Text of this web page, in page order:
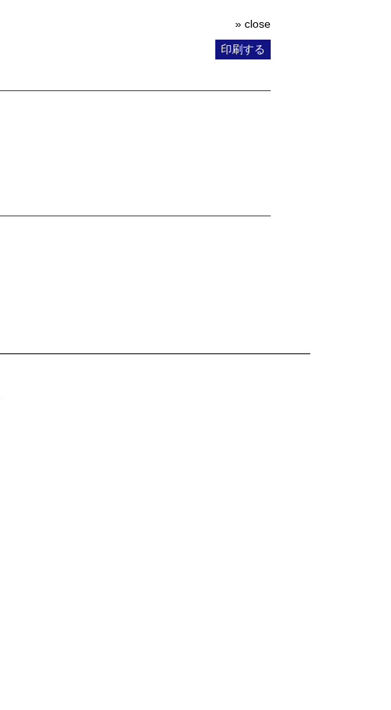
» close
印刷する